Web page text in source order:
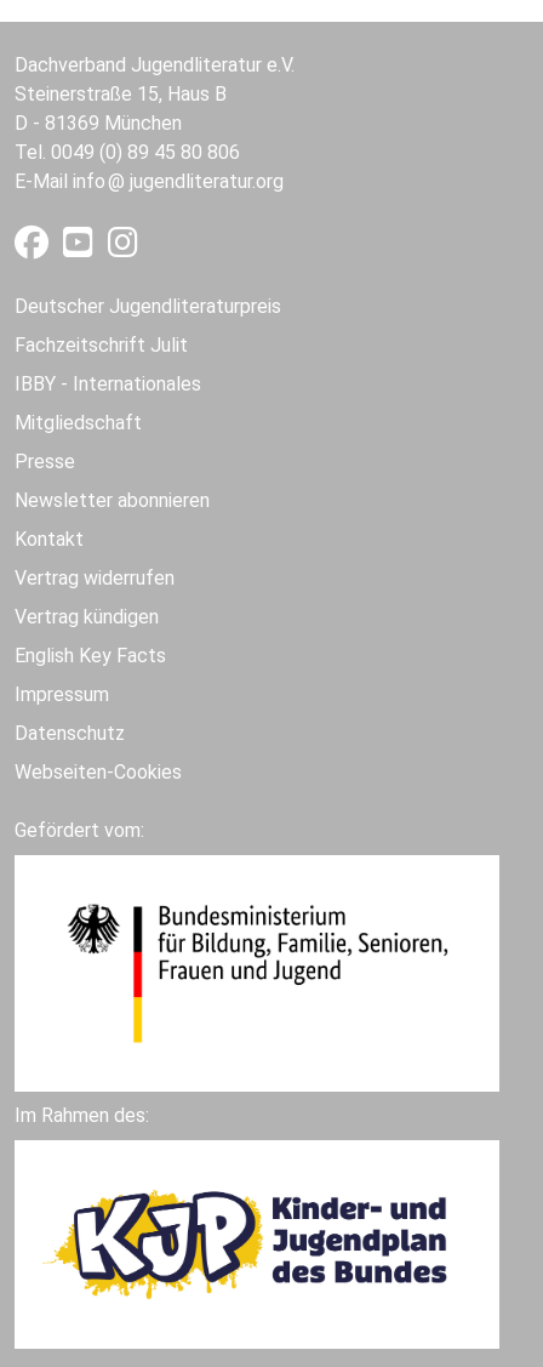
Dachverband Jugendliteratur e.V.
Steinerstraße 15, Haus B
D - 81369 München
Tel. 0049 (0) 89 45 80 806
E-Mail info jugendliteratur.org
Deutscher Jugendliteraturpreis
Fachzeitschrift Julit
IBBY - Internationales
Mitgliedschaft
Presse
Newsletter abonnieren
Kontakt
Vertrag widerrufen
Vertrag kündigen
English Key Facts
Impressum
Datenschutz
Webseiten-Cookies
Gefördert vom:
Im Rahmen des: